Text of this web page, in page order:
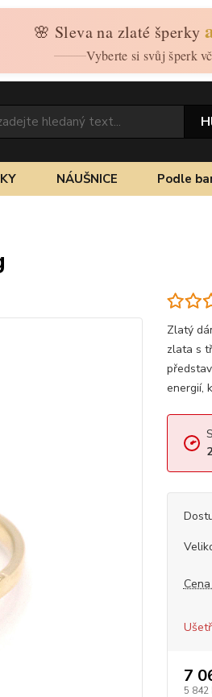
🌸 Sleva na zlaté šperky
Vyberte si svůj šperk
NÁUŠNICE Podle
Zlatý
zlata s
energií,
7
5 842